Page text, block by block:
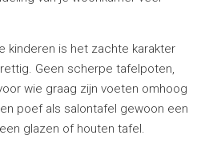
kinderen is het zachte karakter
Geen scherpe tafelpoten,
wie graag zijn voeten omhoog
poef als salontafel gewoon een
glazen of houten tafel.